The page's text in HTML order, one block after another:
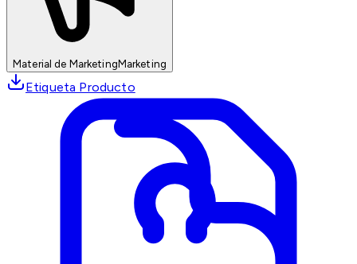
Material de MarketingMarketing
Etiqueta Producto